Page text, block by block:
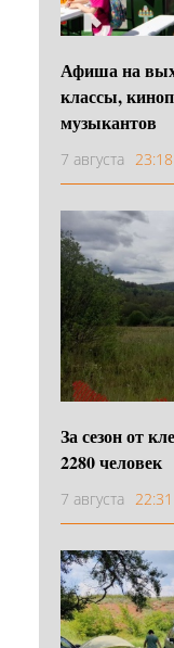
Афиша на
классы,
музыкантов
7 августа 23:18
За сезон от
2280 человек
7 августа 22:31